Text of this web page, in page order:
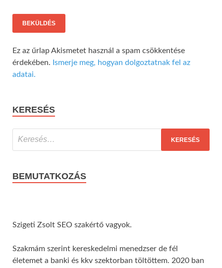
Ez az űrlap Akismetet használ a spam csökkentése
érdekében. Ismerje meg, hogyan dolgoztatnak fel az
adatai.
KERESÉS
BEMUTATKOZÁS
Szigeti Zsolt SEO szakértő vagyok.
Szakmám szerint kereskedelmi menedzser de fél
életemet a banki és kkv szektorban töltöttem. 2020 ban